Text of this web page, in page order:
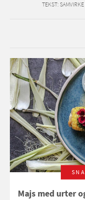
TEKST:
Majs med urter